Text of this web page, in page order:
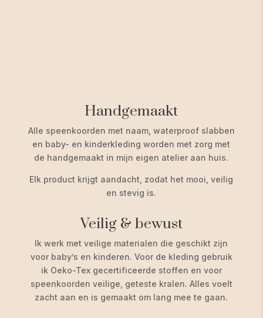
Handgemaakt
Alle speenkoorden met naam, waterproof slabben
en baby- en kinderkleding worden met zorg met
de handgemaakt in mijn eigen atelier aan huis.
Elk product krijgt aandacht, zodat het mooi, veilig
en stevig is.
Veilig & bewust
Ik werk met veilige materialen die geschikt zijn
voor baby’s en kinderen. Voor de kleding gebruik
ik Oeko-Tex gecertificeerde stoffen en voor
speenkoorden veilige, geteste kralen. Alles voelt
zacht aan en is gemaakt om lang mee te gaan.